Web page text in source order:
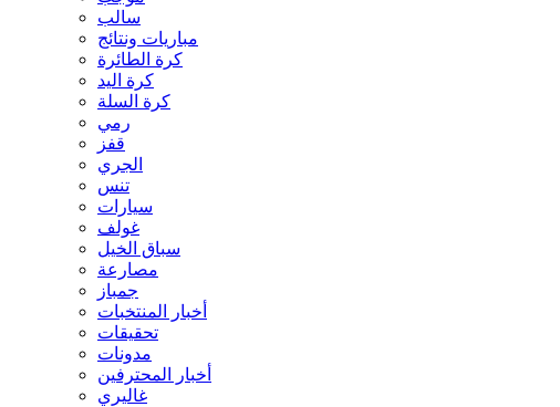
سالب
مباريات ونتائج
كرة الطائرة
كرة اليد
كرة السلة
رمي
قفز
الجري
تنس
سيارات
غولف
سباق الخيل
مصارعة
جمباز
أخبار المنتخبات
تحقيقات
مدونات
أخبار المحترفين
غاليري